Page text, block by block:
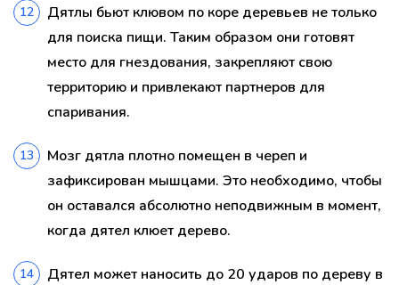
Дятлы бьют клювом по коре деревьев не только
для поиска пищи. Таким образом они готовят
место для гнездования, закрепляют свою
территорию и привлекают партнеров для
спаривания.
Мозг дятла плотно помещен в череп и
зафиксирован мышцами. Это необходимо, чтобы
он оставался абсолютно неподвижным в момент,
когда дятел клюет дерево.
Дятел может наносить до 20 ударов по дереву в